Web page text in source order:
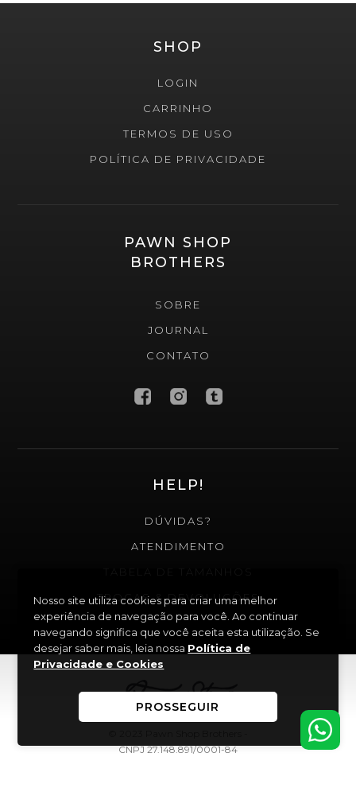
Nosso site utiliza cookies para criar uma melhor
experiência de navegação para você. Ao continuar
navegando significa que você aceita esta utilização. Se
desejar saber mais, leia nossa Política de
Privacidade e Cookies
PROSSEGUIR
SHOP
LOGIN
CARRINHO
TERMOS DE USO
POLÍTICA DE PRIVACIDADE
PAWN SHOP
BROTHERS
SOBRE
JOURNAL
CONTATO
HELP!
DÚVIDAS?
ATENDIMENTO
TROCAS & DEVOLUÇÕES
CNPJ 27.148.891/0001-84